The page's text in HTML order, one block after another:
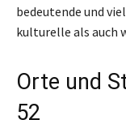
bedeutende und
kulturelle als
Orte und
52